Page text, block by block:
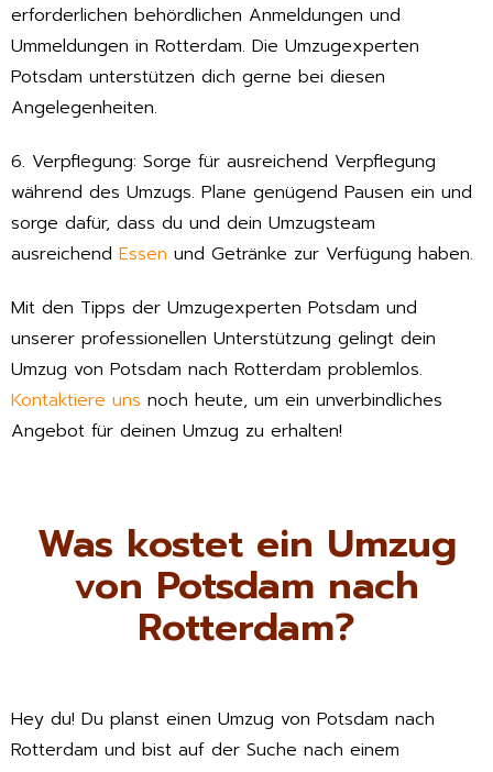
erforderlichen behördlichen Anmeldungen und
Ummeldungen in Rotterdam. Die Umzugexperten
Potsdam unterstützen dich gerne bei diesen
Angelegenheiten.
6. Verpflegung: Sorge für ausreichend Verpflegung
während des Umzugs. Plane genügend Pausen ein und
sorge dafür, dass du und dein Umzugsteam
ausreichend Essen und Getränke zur Verfügung haben.
Mit den Tipps der Umzugexperten Potsdam und
unserer professionellen Unterstützung gelingt dein
Umzug von Potsdam nach Rotterdam problemlos.
Kontaktiere uns noch heute, um ein unverbindliches
Angebot für deinen Umzug zu erhalten!
Was kostet ein Umzug
von Potsdam nach
Rotterdam?
Hey du! Du planst einen Umzug von Potsdam nach
Rotterdam und bist auf der Suche nach einem